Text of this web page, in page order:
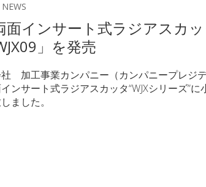
面インサート式ラジアスカッ
」を発売
加工事業カンパニー（カンパニープレジ
ンサート式ラジアスカッタ“WJXシリーズ”
ました。